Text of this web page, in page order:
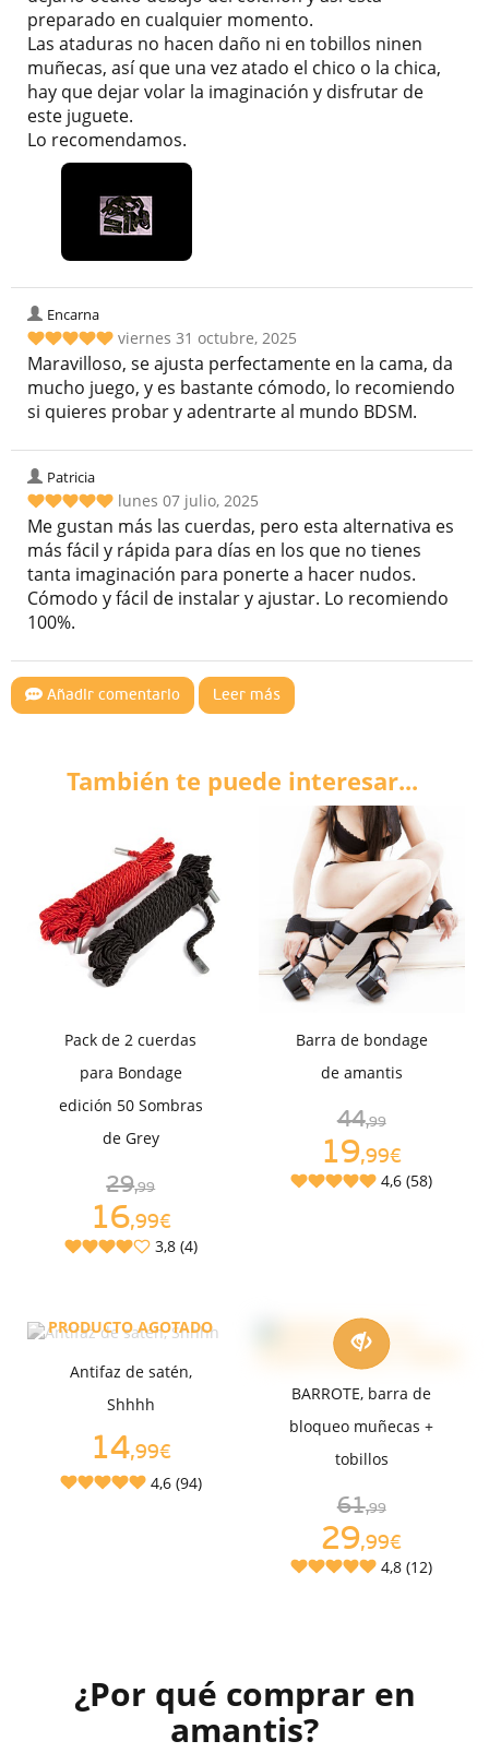
preparado en cualquier momento.
Las ataduras no hacen daño ni en tobillos ninen
muñecas, así que una vez atado el chico o la chica,
hay que dejar volar la imaginación y disfrutar de
este juguete.
Lo recomendamos.
Encarna
viernes 31 octubre, 2025
Maravilloso, se ajusta perfectamente en la cama, da
mucho juego, y es bastante cómodo, lo recomiendo
si quieres probar y adentrarte al mundo BDSM.
Patricia
lunes 07 julio, 2025
Me gustan más las cuerdas, pero esta alternativa es
más fácil y rápida para días en los que no tienes
tanta imaginación para ponerte a hacer nudos.
Cómodo y fácil de instalar y ajustar. Lo recomiendo
100%.
Añadir comentario Leer más
También te puede interesar...
Pack de 2 cuerdas
para Bondage
edición 50 Sombras
de Grey
29,99
16,99€
3,8 (4)
Barra de bondage
de amantis
44,99
19,99€
4,6 (58)
PRODUCTO AGOTADO
Antifaz de satén,
Shhhh
14,99€
4,6 (94)
BARROTE, barra de
bloqueo muñecas +
tobillos
61,99
29,99€
4,8 (12)
¿Por qué comprar en
amantis?